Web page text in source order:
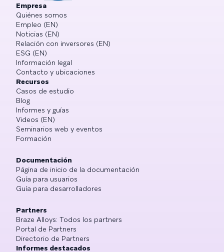
Empresa
Quiénes somos
Empleo (EN)
Noticias (EN)
Relación con inversores (EN)
ESG (EN)
Información legal
Contacto y ubicaciones
Recursos
Casos de estudio
Blog
Informes y guías
Videos (EN)
Seminarios web y eventos
Formación
Documentación
Página de inicio de la documentación
Guía para usuarios
Guía para desarrolladores
Partners
Braze Alloys: Todos los partners
Portal de Partners
Directorio de Partners
Informes destacados